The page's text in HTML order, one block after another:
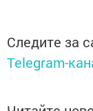
Следите за
Telegram-